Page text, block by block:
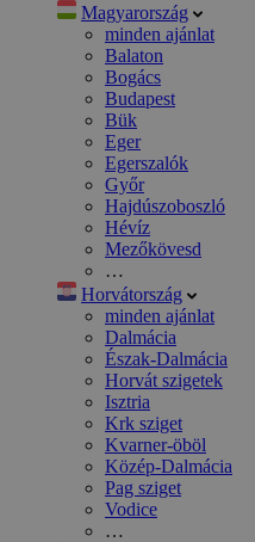
Magyarország
minden ajánlat
Balaton
Bogács
Budapest
Bük
Eger
Egerszalók
Győr
Hajdúszoboszló
Hévíz
Mezőkövesd
…
Horvátország
minden ajánlat
Dalmácia
Észak-Dalmácia
Horvát szigetek
Isztria
Krk sziget
Kvarner-öböl
Közép-Dalmácia
Pag sziget
Vodice
…